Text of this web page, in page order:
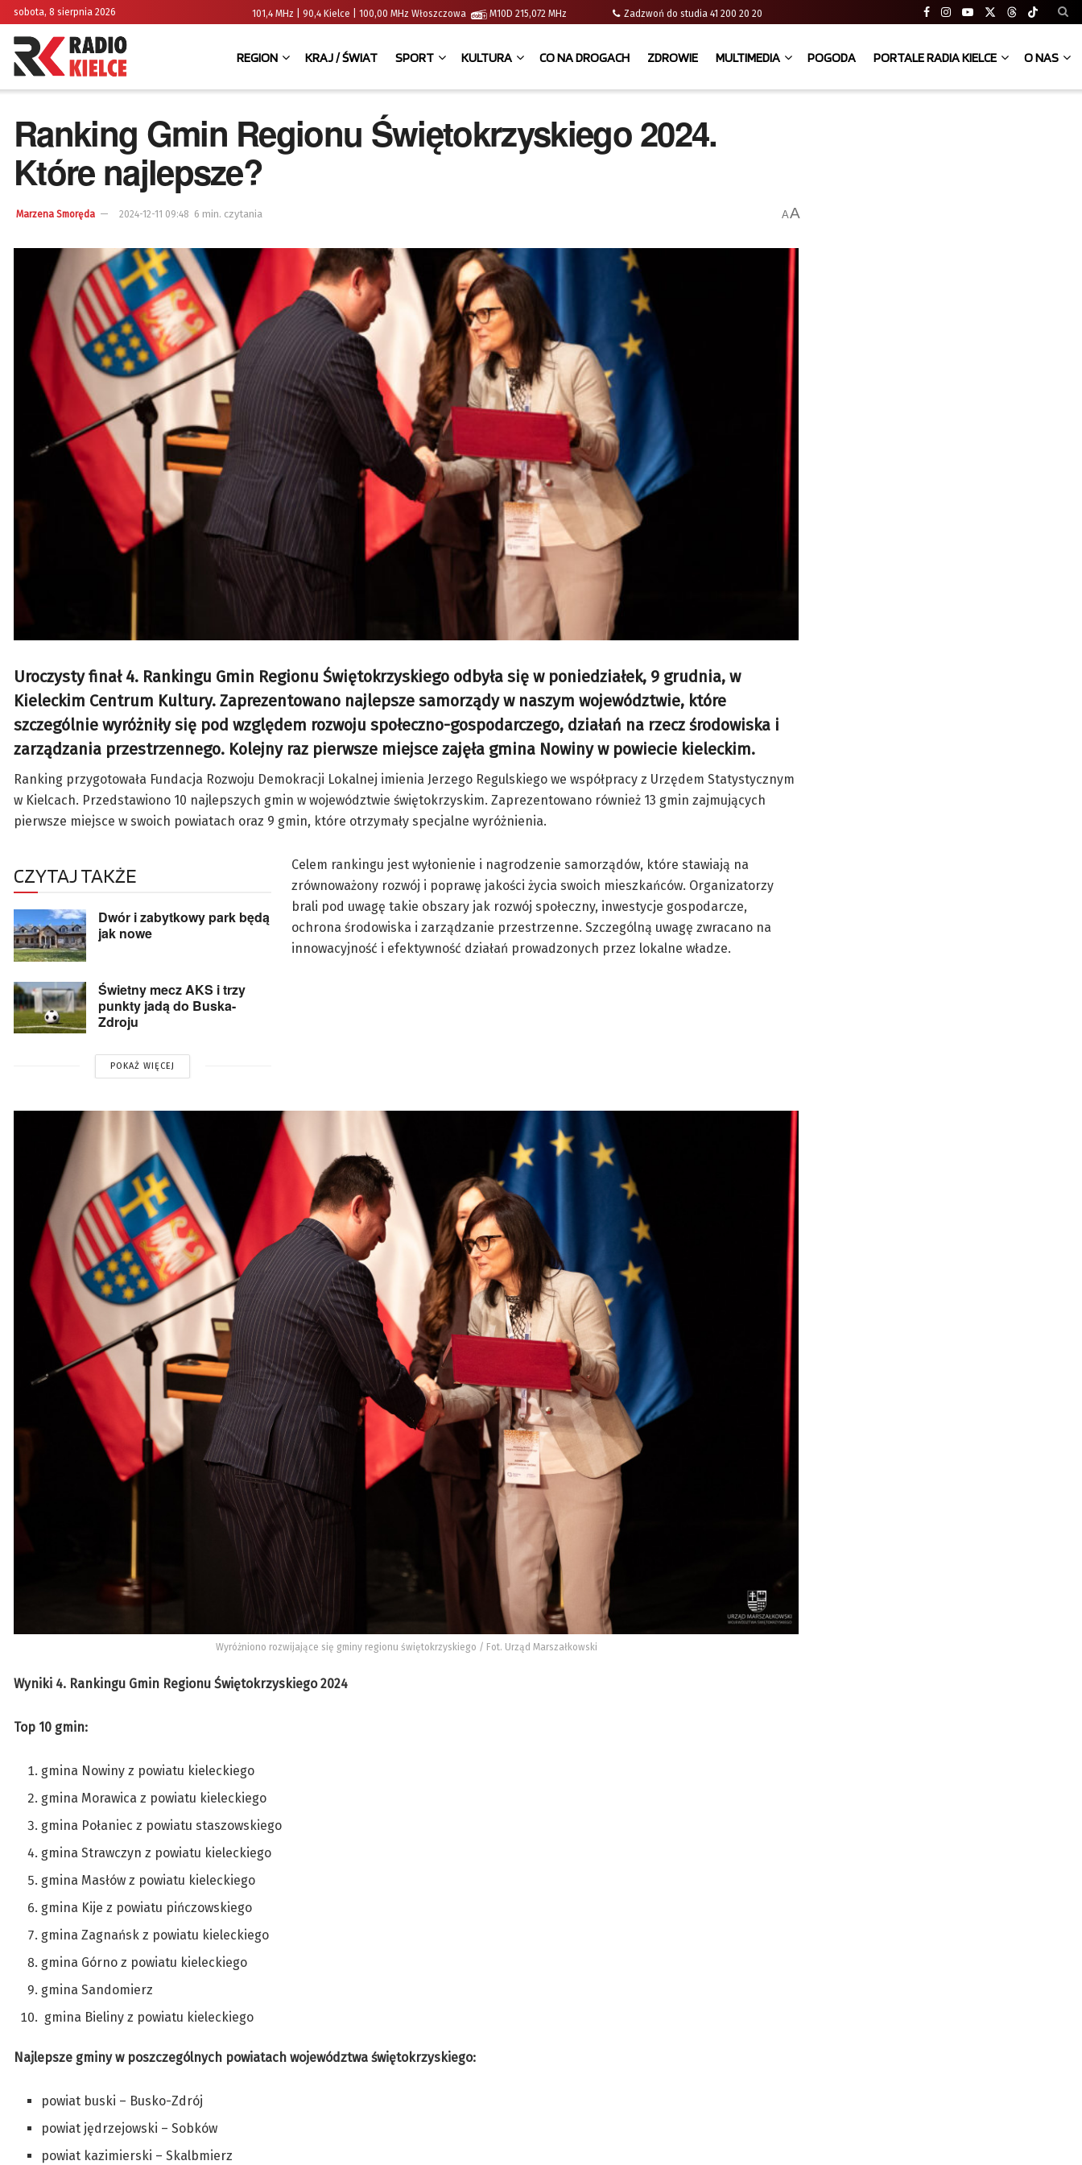
sobota, 8 sierpnia 2026 101,4 MHz | 90,4 Kielce | 100,00 MHz Włoszczowa M10D 215,072 MHz Zadzwoń do studia 41 200 20 20
REGION KRAJ / ŚWIAT SPORT KULTURA CO NA DROGACH ZDROWIE MULTIMEDIA POGODA PORTALE RADIA KIELCE O NAS
Ranking Gmin Regionu Świętokrzyskiego 2024.
Które najlepsze?
Marzena Smoręda 2024-12-11 09:48 6 min. czytania AA
Uroczysty finał 4. Rankingu Gmin Regionu Świętokrzyskiego odbyła się w poniedziałek, 9 grudnia, w
Kieleckim Centrum Kultury. Zaprezentowano najlepsze samorządy w naszym województwie, które
szczególnie wyróżniły się pod względem rozwoju społeczno-gospodarczego, działań na rzecz środowiska i
zarządzania przestrzennego. Kolejny raz pierwsze miejsce zajęła gmina Nowiny w powiecie kieleckim.
Ranking przygotowała Fundacja Rozwoju Demokracji Lokalnej imienia Jerzego Regulskiego we współpracy z Urzędem Statystycznym
w Kielcach. Przedstawiono 10 najlepszych gmin w województwie świętokrzyskim. Zaprezentowano również 13 gmin zajmujących
pierwsze miejsce w swoich powiatach oraz 9 gmin, które otrzymały specjalne wyróżnienia.
CZYTAJ TAKŻE
Dwór i zabytkowy park będą
jak nowe
Świetny mecz AKS i trzy
punkty jadą do Buska-
Zdroju
POKAŻ WIĘCEJ
Celem rankingu jest wyłonienie i nagrodzenie samorządów, które stawiają na
zrównoważony rozwój i poprawę jakości życia swoich mieszkańców. Organizatorzy
brali pod uwagę takie obszary jak rozwój społeczny, inwestycje gospodarcze,
ochrona środowiska i zarządzanie przestrzenne. Szczególną uwagę zwracano na
innowacyjność i efektywność działań prowadzonych przez lokalne władze.
Wyróżniono rozwijające się gminy regionu świętokrzyskiego / Fot. Urząd Marszałkowski
Wyniki 4. Rankingu Gmin Regionu Świętokrzyskiego 2024
Top 10 gmin:
gmina Nowiny z powiatu kieleckiego
gmina Morawica z powiatu kieleckiego
gmina Połaniec z powiatu staszowskiego
gmina Strawczyn z powiatu kieleckiego
gmina Masłów z powiatu kieleckiego
gmina Kije z powiatu pińczowskiego
gmina Zagnańsk z powiatu kieleckiego
gmina Górno z powiatu kieleckiego
gmina Sandomierz
gmina Bieliny z powiatu kieleckiego
Najlepsze gminy w poszczególnych powiatach województwa świętokrzyskiego:
powiat buski – Busko-Zdrój
powiat jędrzejowski – Sobków
powiat kazimierski – Skalbmierz